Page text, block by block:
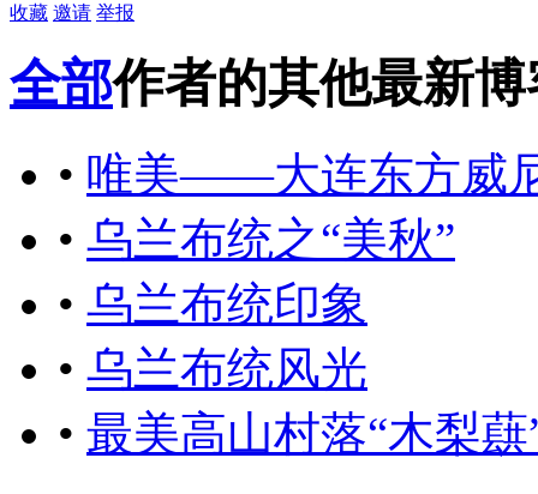
收藏 邀请 举报
全部作者的其他最新博
• 唯美——大连东方威
• 乌兰布统之“美秋”
• 乌兰布统印象
• 乌兰布统风光
• 最美高山村落“木梨